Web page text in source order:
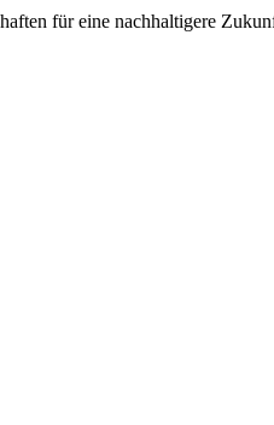
für eine nachhaltigere